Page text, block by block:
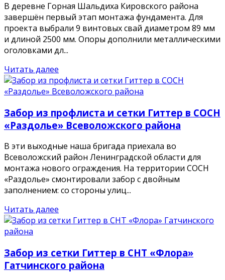
В деревне Горная Шальдиха Кировского района
завершён первый этап монтажа фундамента. Для
проекта выбрали 9 винтовых свай диаметром 89 мм
и длиной 2500 мм. Опоры дополнили металлическими
оголовками дл...
Читать далее
Забор из профлиста и сетки Гиттер в СОСН
«Раздолье» Всеволожского района
В эти выходные наша бригада приехала во
Всеволожский район Ленинградской области для
монтажа нового ограждения. На территории СОСН
«Раздолье» смонтировали забор с двойным
заполнением: со стороны улиц...
Читать далее
Забор из сетки Гиттер в СНТ «Флора»
Гатчинского района